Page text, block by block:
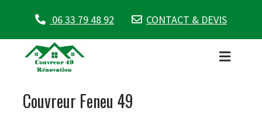
06 33 79 48 92 CONTACT & DEVIS
Couvreur Feneu 49